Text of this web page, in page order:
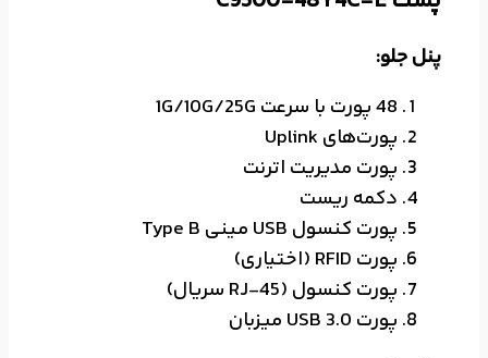
پنل جلو:
48 پورت با سرعت 1G/10G/25G
پورت‌های Uplink
پورت مدیریت اترنت
دکمه ریست
پورت کنسول USB مینی Type B
پورت RFID (اختیاری)
پورت کنسول (RJ-45 سریال)
پورت USB 3.0 میزبان